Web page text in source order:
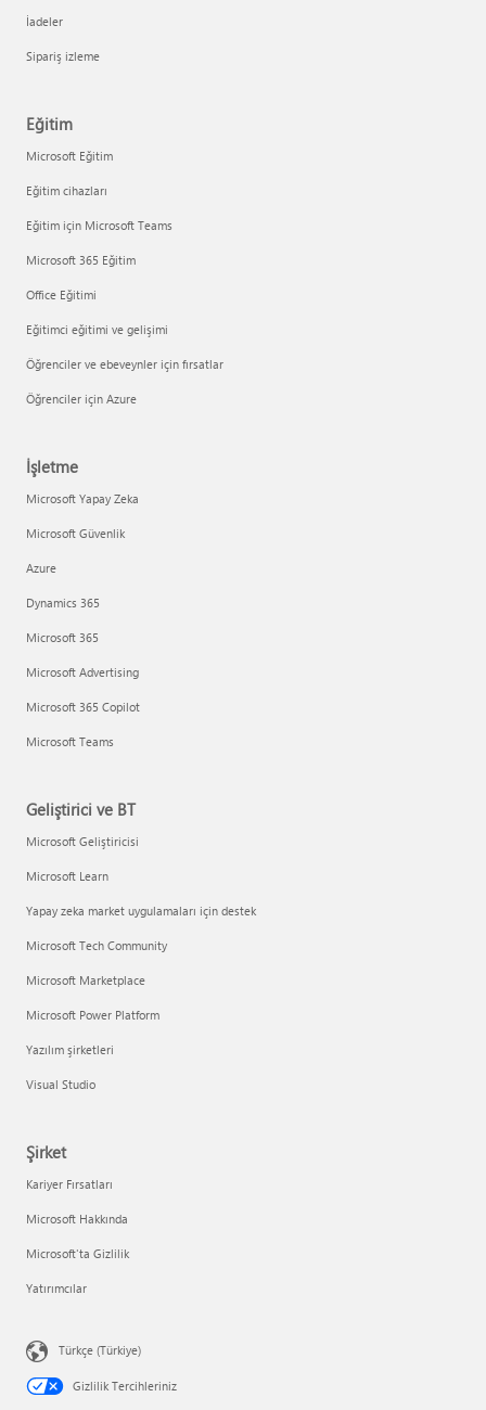
İadeler
Sipariş izleme
Eğitim
Microsoft Eğitim
Eğitim cihazları
Eğitim için Microsoft Teams
Microsoft 365 Eğitim
Office Eğitimi
Eğitimci eğitimi ve gelişimi
Öğrenciler ve ebeveynler için fırsatlar
Öğrenciler için Azure
İşletme
Microsoft Yapay Zeka
Microsoft Güvenlik
Azure
Dynamics 365
Microsoft 365
Microsoft Advertising
Microsoft 365 Copilot
Microsoft Teams
Geliştirici ve BT
Microsoft Geliştiricisi
Microsoft Learn
Yapay zeka market uygulamaları için destek
Microsoft Tech Community
Microsoft Marketplace
Microsoft Power Platform
Yazılım şirketleri
Visual Studio
Şirket
Kariyer Fırsatları
Microsoft Hakkında
Microsoft'ta Gizlilik
Yatırımcılar
Türkçe (Türkiye)
Gizlilik Tercihleriniz